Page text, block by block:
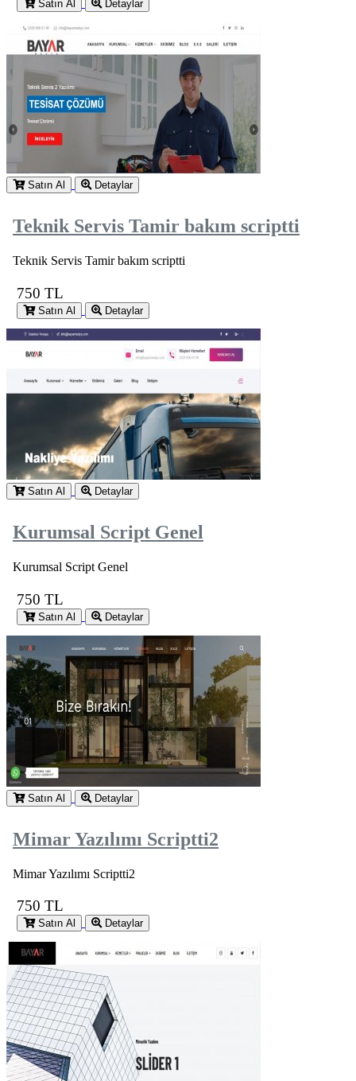
Satın Al Detaylar
Satın Al Detaylar
Teknik Servis Tamir bakım scriptti
Teknik Servis Tamir bakım scriptti
750 TL
Satın Al Detaylar
Satın Al Detaylar
Kurumsal Script Genel
Kurumsal Script Genel
750 TL
Satın Al Detaylar
Satın Al Detaylar
Mimar Yazılımı Scriptti2
Mimar Yazılımı Scriptti2
750 TL
Satın Al Detaylar